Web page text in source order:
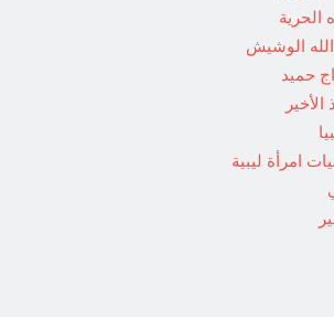
الحرية
الوشيش
حميد
الأخير
امرأة ليبية